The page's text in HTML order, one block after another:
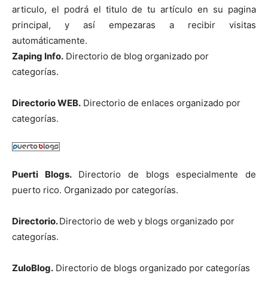
articulo, el podrá el titulo de tu artículo en su pagina
principal, y así empezaras a recibir visitas
automáticamente.
Zaping Info. Directorio de blog organizado por
categorías.
Directorio WEB. Directorio de enlaces organizado por
categorías.
Puerti Blogs.Directorio de blogs especialmente de
puerto rico. Organizado por categorías.
Directorio.Directorio de web y blogs organizado por
categorías.
ZuloBlog. Directorio de blogs organizado por categorías